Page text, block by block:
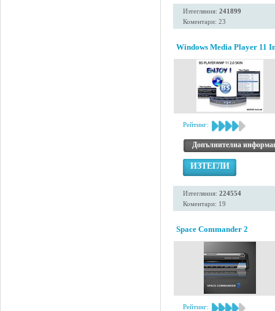
Изтегляния: 241899
Коментари: 23
Windows Media Player 11
Рейтинг:
Допълнителна
ИЗТЕГЛИ
Изтегляния: 224554
Коментари: 19
Space Commander 2
Рейтинг: